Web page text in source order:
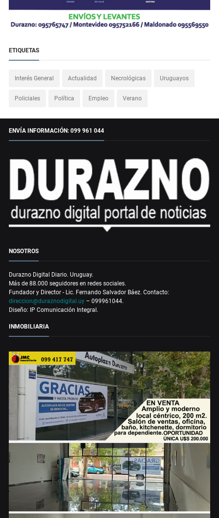
ETIQUETAS
Interés General Actualidad Necrológicas Uruguayos
Policiales Política Empleo Verano
ENVÍA INFORMACIÓN: 099 961 044
NOSOTROS
Durazno Digital Diario. Uruguay.
Más de 88.000 seguidores en redes sociales.
Fundador y Director - Lic. Fernando Salvador Báez. Contacto:
direccion@duraznodigital.uy – 099961044.
Diseño: IP Comunicación Integral.
INMOBILIARIA